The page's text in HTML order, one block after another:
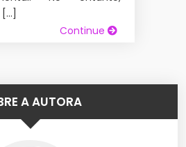
Continue
A AUTORA